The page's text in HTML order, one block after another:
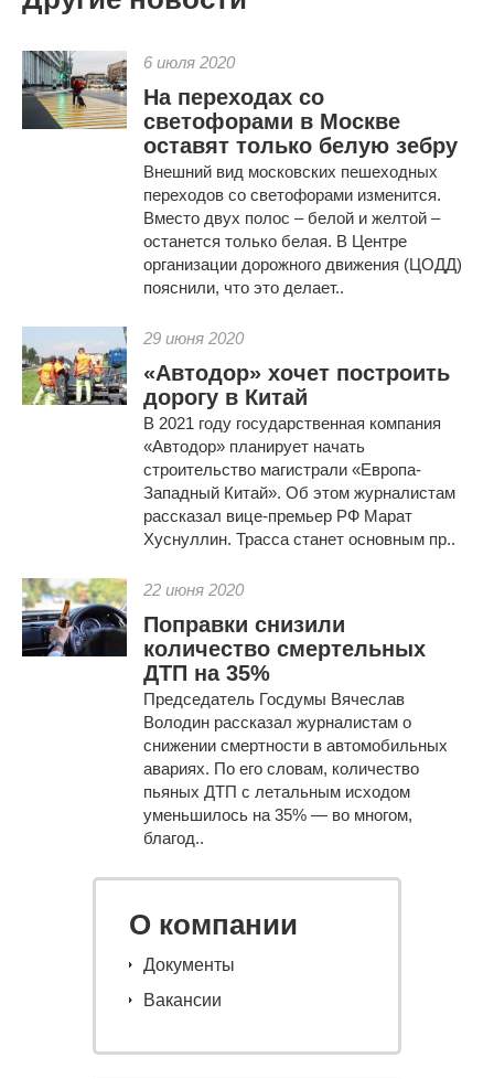
6 июля 2020
На переходах со
светофорами в Москве
оставят только белую зебру
Внешний вид московских пешеходных
переходов со светофорами изменится.
Вместо двух полос – белой и желтой –
останется только белая. В Центре
организации дорожного движения (ЦОДД)
пояснили, что это делает..
29 июня 2020
«Автодор» хочет построить
дорогу в Китай
В 2021 году государственная компания
«Автодор» планирует начать
строительство магистрали «Европа-
Западный Китай». Об этом журналистам
рассказал вице-премьер РФ Марат
Хуснуллин. Трасса станет основным пр..
22 июня 2020
Поправки снизили
количество смертельных
ДТП на 35%
Председатель Госдумы Вячеслав
Володин рассказал журналистам о
снижении смертности в автомобильных
авариях. По его словам, количество
пьяных ДТП с летальным исходом
уменьшилось на 35% — во многом,
благод..
О компании
Документы
Вакансии